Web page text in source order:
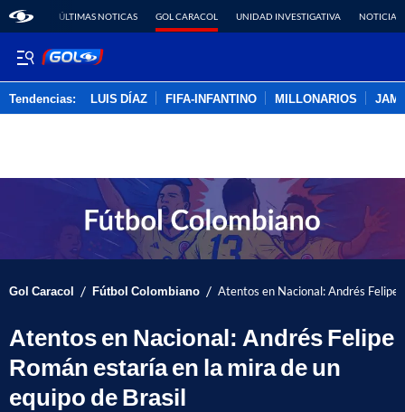
ÚLTIMAS NOTICAS GOL CARACOL UNIDAD INVESTIGATIVA NOTICIAS
Tendencias: LUIS DÍAZ FIFA-INFANTINO MILLONARIOS
Gol Caracol / Fútbol Colombiano / Atentos en Nacional: Andrés Felipe
Atentos en Nacional: Andrés Felipe
Román estaría en la mira de un
equipo de Brasil